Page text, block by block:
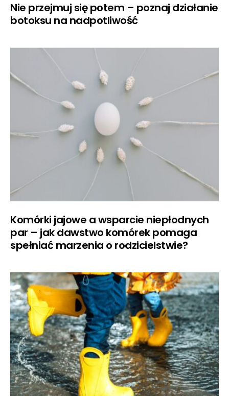
Nie przejmuj się potem – poznaj działanie
botoksu na nadpotliwość
Komórki jajowe a wsparcie niepłodnych
par – jak dawstwo komórek pomaga
spełniać marzenia o rodzicielstwie?